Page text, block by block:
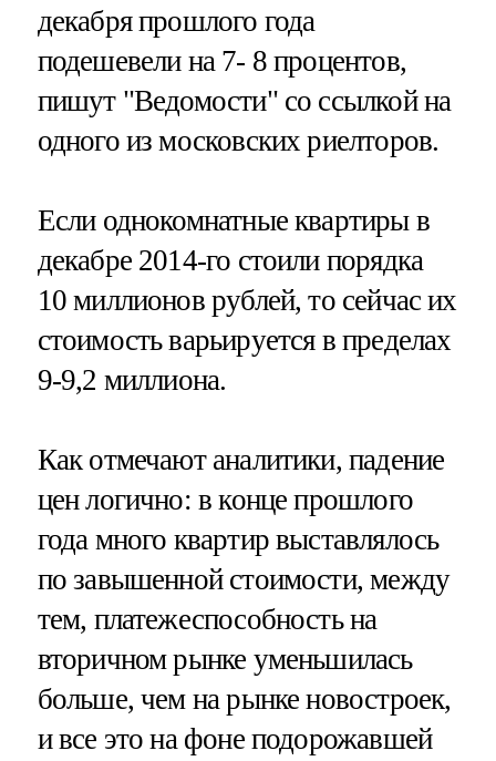
декабря прошлого года
подешевели на 7- 8 процентов,
пишут "Ведомости" со ссылкой на
одного из московских риелторов.
Если однокомнатные квартиры в
декабре 2014-го стоили порядка
10 миллионов рублей, то сейчас их
стоимость варьируется в пределах
9-9,2 миллиона.
Как отмечают аналитики, падение
цен логично: в конце прошлого
года много квартир выставлялось
по завышенной стоимости, между
тем, платежеспособность на
вторичном рынке уменьшилась
больше, чем на рынке новостроек,
и все это на фоне подорожавшей